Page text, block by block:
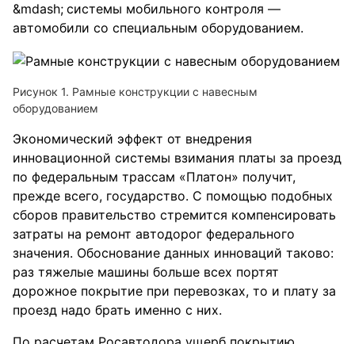
системы мобильного контроля —
автомобили со специальным оборудованием.
Рисунок 1. Рамные конструкции с навесным
оборудованием
Экономический эффект от внедрения
инновационной системы взимания платы за проезд
по федеральным трассам «Платон» получит,
прежде всего, государство. С помощью подобных
сборов правительство стремится компенсировать
затраты на ремонт автодорог федерального
значения. Обоснование данных инноваций таково:
раз тяжелые машины больше всех портят
дорожное покрытие при перевозках, то и плату за
проезд надо брать именно с них.